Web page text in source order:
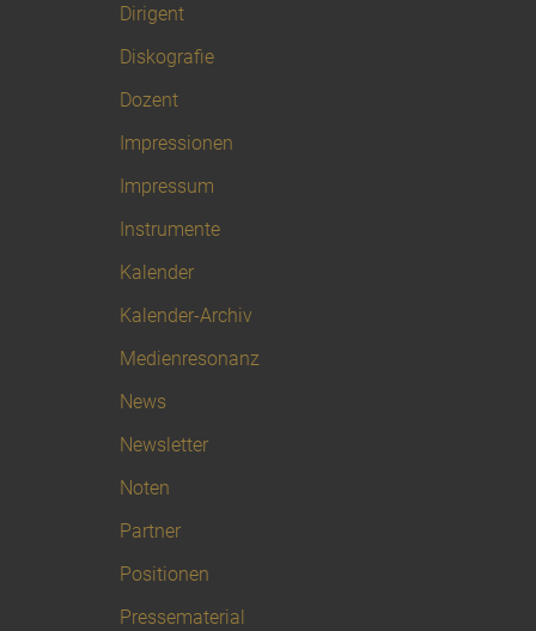
Dirigent
Diskografie
Dozent
Impressionen
Impressum
Instrumente
Kalender
Kalender-Archiv
Medienresonanz
News
Newsletter
Noten
Partner
Positionen
Pressematerial